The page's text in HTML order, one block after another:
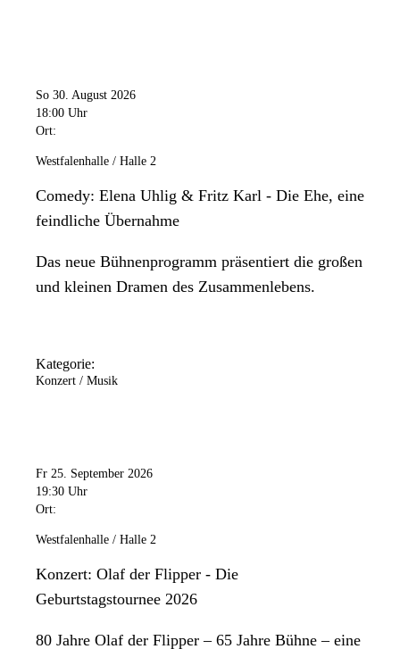
So 30. August 2026
18:00 Uhr
Ort:
Westfalenhalle / Halle 2
Comedy: Elena Uhlig & Fritz Karl - Die Ehe, eine
feindliche Übernahme
Das neue Bühnenprogramm präsentiert die großen
und kleinen Dramen des Zusammenlebens.
Kategorie:
Konzert / Musik
Fr 25. September 2026
19:30 Uhr
Ort:
Westfalenhalle / Halle 2
Konzert: Olaf der Flipper - Die
Geburtstagstournee 2026
80 Jahre Olaf der Flipper – 65 Jahre Bühne – eine